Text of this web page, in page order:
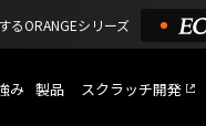
るORANGEシリーズ
み 製品 スクラッチ開発